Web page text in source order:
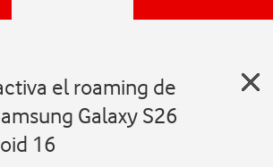
el roaming de
Galaxy S26
16